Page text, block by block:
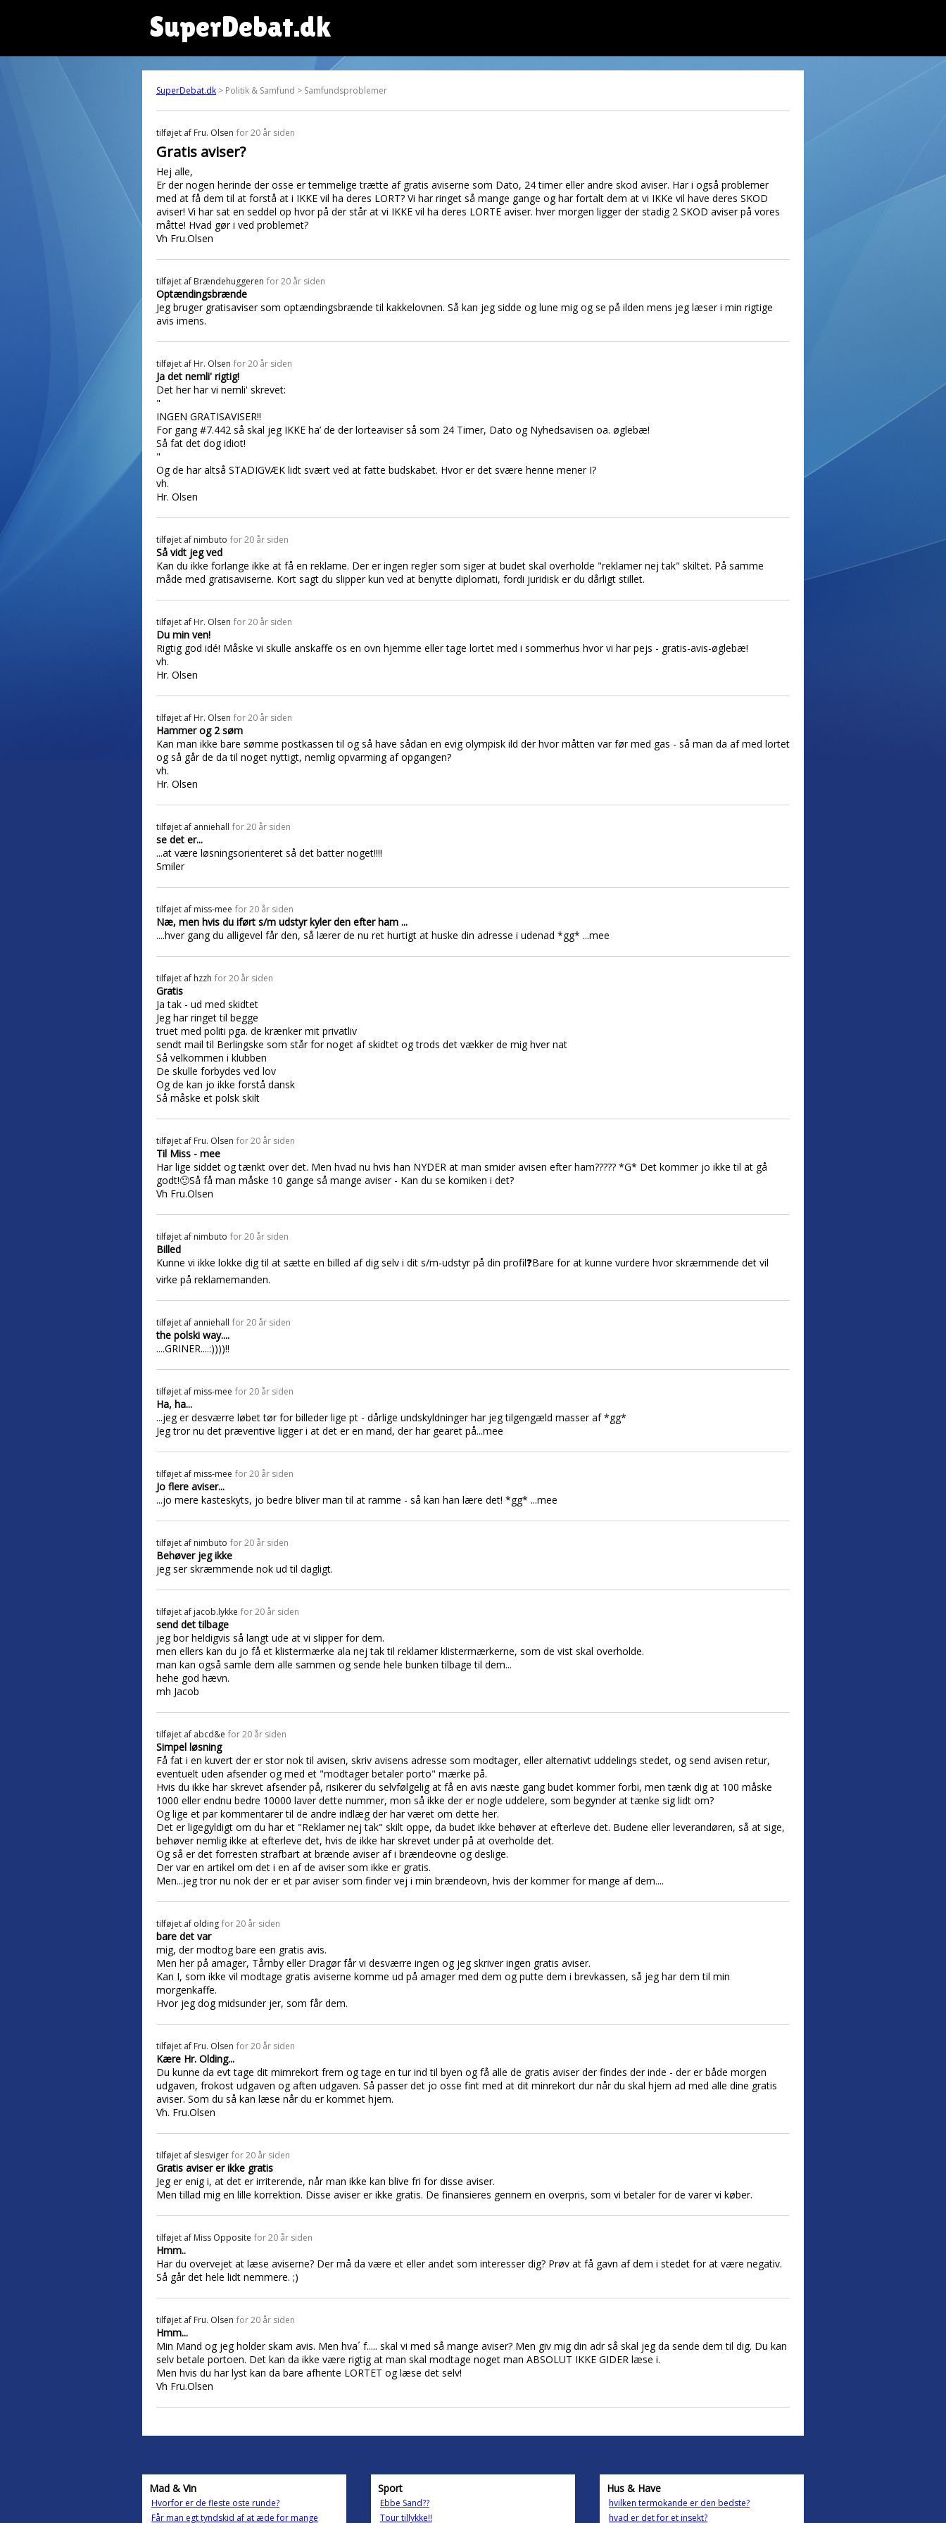
SuperDebat.dk
SuperDebat.dk > Politik & Samfund > Samfundsproblemer
tilføjet af Fru. Olsen for 20 år siden
Gratis aviser?
Hej alle,
Er der nogen herinde der osse er temmelige trætte af gratis aviserne som Dato, 24 timer eller andre skod aviser. Har i også problemer
med at få dem til at forstå at i IKKE vil ha deres LORT? Vi har ringet så mange gange og har fortalt dem at vi IKKe vil have deres SKOD
aviser! Vi har sat en seddel op hvor på der står at vi IKKE vil ha deres LORTE aviser. hver morgen ligger der stadig 2 SKOD aviser på vores
måtte! Hvad gør i ved problemet?
Vh Fru.Olsen
tilføjet af Brændehuggeren for 20 år siden
Optændingsbrænde
Jeg bruger gratisaviser som optændingsbrænde til kakkelovnen. Så kan jeg sidde og lune mig og se på ilden mens jeg læser i min rigtige
avis imens.
tilføjet af Hr. Olsen for 20 år siden
Ja det nemli' rigtig!
Det her har vi nemli' skrevet:
"
INGEN GRATISAVISER!!
For gang #7.442 så skal jeg IKKE ha’ de der lorteaviser så som 24 Timer, Dato og Nyhedsavisen oa. øglebæ!
Så fat det dog idiot!
"
Og de har altså STADIGVÆK lidt svært ved at fatte budskabet. Hvor er det svære henne mener I?
vh.
Hr. Olsen
tilføjet af nimbuto for 20 år siden
Så vidt jeg ved
Kan du ikke forlange ikke at få en reklame. Der er ingen regler som siger at budet skal overholde "reklamer nej tak" skiltet. På samme
måde med gratisaviserne. Kort sagt du slipper kun ved at benytte diplomati, fordi juridisk er du dårligt stillet.
tilføjet af Hr. Olsen for 20 år siden
Du min ven!
Rigtig god idé! Måske vi skulle anskaffe os en ovn hjemme eller tage lortet med i sommerhus hvor vi har pejs - gratis-avis-øglebæ!
vh.
Hr. Olsen
tilføjet af Hr. Olsen for 20 år siden
Hammer og 2 søm
Kan man ikke bare sømme postkassen til og så have sådan en evig olympisk ild der hvor måtten var før med gas - så man da af med lortet
og så går de da til noget nyttigt, nemlig opvarming af opgangen?
vh.
Hr. Olsen
tilføjet af anniehall for 20 år siden
se det er...
...at være løsningsorienteret så det batter noget!!!!
Smiler
tilføjet af miss-mee for 20 år siden
Næ, men hvis du iført s/m udstyr kyler den efter ham ...
....hver gang du alligevel får den, så lærer de nu ret hurtigt at huske din adresse i udenad *gg* ...mee
tilføjet af hzzh for 20 år siden
Gratis
Ja tak - ud med skidtet
Jeg har ringet til begge
truet med politi pga. de krænker mit privatliv
sendt mail til Berlingske som står for noget af skidtet og trods det vækker de mig hver nat
Så velkommen i klubben
De skulle forbydes ved lov
Og de kan jo ikke forstå dansk
Så måske et polsk skilt
tilføjet af Fru. Olsen for 20 år siden
Til Miss - mee
Har lige siddet og tænkt over det. Men hvad nu hvis han NYDER at man smider avisen efter ham????? *G* Det kommer jo ikke til at gå
godt!🙂Så få man måske 10 gange så mange aviser - Kan du se komiken i det?
Vh Fru.Olsen
tilføjet af nimbuto for 20 år siden
Billed
Kunne vi ikke lokke dig til at sætte en billed af dig selv i dit s/m-udstyr på din profil❓Bare for at kunne vurdere hvor skræmmende det vil
virke på reklamemanden.
tilføjet af anniehall for 20 år siden
the polski way....
....GRINER....:))))!!
tilføjet af miss-mee for 20 år siden
Ha, ha...
...jeg er desværre løbet tør for billeder lige pt - dårlige undskyldninger har jeg tilgengæld masser af *gg*
Jeg tror nu det præventive ligger i at det er en mand, der har gearet på...mee
tilføjet af miss-mee for 20 år siden
Jo flere aviser...
...jo mere kasteskyts, jo bedre bliver man til at ramme - så kan han lære det! *gg* ...mee
tilføjet af nimbuto for 20 år siden
Behøver jeg ikke
jeg ser skræmmende nok ud til dagligt.
tilføjet af jacob.lykke for 20 år siden
send det tilbage
jeg bor heldigvis så langt ude at vi slipper for dem.
men ellers kan du jo få et klistermærke ala nej tak til reklamer klistermærkerne, som de vist skal overholde.
man kan også samle dem alle sammen og sende hele bunken tilbage til dem...
hehe god hævn.
mh Jacob
tilføjet af abcd&e for 20 år siden
Simpel løsning
Få fat i en kuvert der er stor nok til avisen, skriv avisens adresse som modtager, eller alternativt uddelings stedet, og send avisen retur,
eventuelt uden afsender og med et "modtager betaler porto" mærke på.
Hvis du ikke har skrevet afsender på, risikerer du selvfølgelig at få en avis næste gang budet kommer forbi, men tænk dig at 100 måske
1000 eller endnu bedre 10000 laver dette nummer, mon så ikke der er nogle uddelere, som begynder at tænke sig lidt om?
Og lige et par kommentarer til de andre indlæg der har været om dette her.
Det er ligegyldigt om du har et "Reklamer nej tak" skilt oppe, da budet ikke behøver at efterleve det. Budene eller leverandøren, så at sige,
behøver nemlig ikke at efterleve det, hvis de ikke har skrevet under på at overholde det.
Og så er det forresten strafbart at brænde aviser af i brændeovne og deslige.
Der var en artikel om det i en af de aviser som ikke er gratis.
Men...jeg tror nu nok der er et par aviser som finder vej i min brændeovn, hvis der kommer for mange af dem....
tilføjet af olding for 20 år siden
bare det var
mig, der modtog bare een gratis avis.
Men her på amager, Tårnby eller Dragør får vi desværre ingen og jeg skriver ingen gratis aviser.
Kan I, som ikke vil modtage gratis aviserne komme ud på amager med dem og putte dem i brevkassen, så jeg har dem til min
morgenkaffe.
Hvor jeg dog midsunder jer, som får dem.
tilføjet af Fru. Olsen for 20 år siden
Kære Hr. Olding...
Du kunne da evt tage dit mimrekort frem og tage en tur ind til byen og få alle de gratis aviser der findes der inde - der er både morgen
udgaven, frokost udgaven og aften udgaven. Så passer det jo osse fint med at dit minrekort dur når du skal hjem ad med alle dine gratis
aviser. Som du så kan læse når du er kommet hjem.
Vh. Fru.Olsen
tilføjet af slesviger for 20 år siden
Gratis aviser er ikke gratis
Jeg er enig i, at det er irriterende, når man ikke kan blive fri for disse aviser.
Men tillad mig en lille korrektion. Disse aviser er ikke gratis. De finansieres gennem en overpris, som vi betaler for de varer vi køber.
tilføjet af Miss Opposite for 20 år siden
Hmm..
Har du overvejet at læse aviserne? Der må da være et eller andet som interesser dig? Prøv at få gavn af dem i stedet for at være negativ.
Så går det hele lidt nemmere. ;)
tilføjet af Fru. Olsen for 20 år siden
Hmm...
Min Mand og jeg holder skam avis. Men hva´ f..... skal vi med så mange aviser? Men giv mig din adr så skal jeg da sende dem til dig. Du kan
selv betale portoen. Det kan da ikke være rigtig at man skal modtage noget man ABSOLUT IKKE GIDER læse i.
Men hvis du har lyst kan da bare afhente LORTET og læse det selv!
Vh Fru.Olsen
Mad & Vin
Hvorfor er de fleste oste runde?
Får man egt tyndskid af at æde for mange
Sport
Ebbe Sand??
Tour tillykke!!
Hus & Have
hvilken termokande er den bedste?
hvad er det for et insekt?